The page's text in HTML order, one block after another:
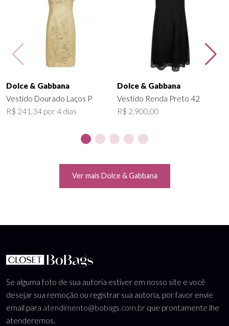
Dolce & Gabbana
Vestido Dourado Laços P
R$ 241,34 por 4 dias
Dolce & Gabbana
Vestido Renda Preto 42
R$ 2.900,00
Ver mais Dolce & Gabbana
Se alguma foto de sua autoria estiver em nosso site e você
desejar sua remoção ou registrar sua autoria, por favor envie
email para atendimento@bobags.com.br que prontamente lhe
atenderemos.